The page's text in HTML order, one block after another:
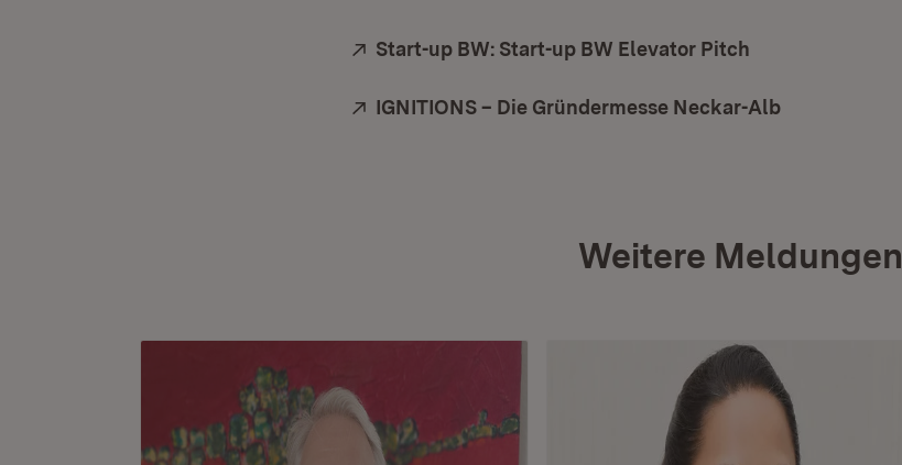
Extern:
Start-up BW: Start-up BW Elevator Pitch
Extern:
IGNITIONS – Die Gründermesse Neckar-Alb
Weitere Meldungen